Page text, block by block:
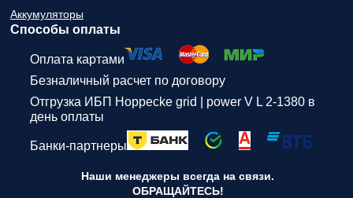
Аккумуляторы
Способы оплаты
Оплата картами
Безналичный расчет по договору
Отгрузка ИБП Hoppecke grid | power V L 2-1380 в
день оплаты
Банки-партнеры
Наши менеджеры всегда на связи.
ОБРАЩАЙТЕСЬ!